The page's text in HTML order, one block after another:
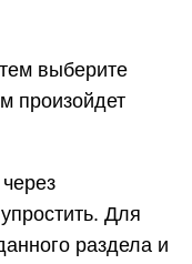
выберите
произойдет
Для
раздела и